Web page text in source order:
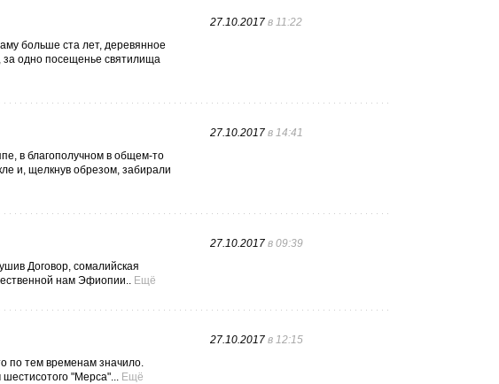
больше ста лет, деревянное
за одно посещенье святилища
27.10.2017 в 11:22
в благополучном в общем-то
и, щелкнув обрезом, забирали
27.10.2017 в 14:41
Договор, сомалийская
нам Эфиопии.. Ещё
27.10.2017 в 09:39
по тем временам значило.
"Мерса"... Ещё
27.10.2017 в 12:15